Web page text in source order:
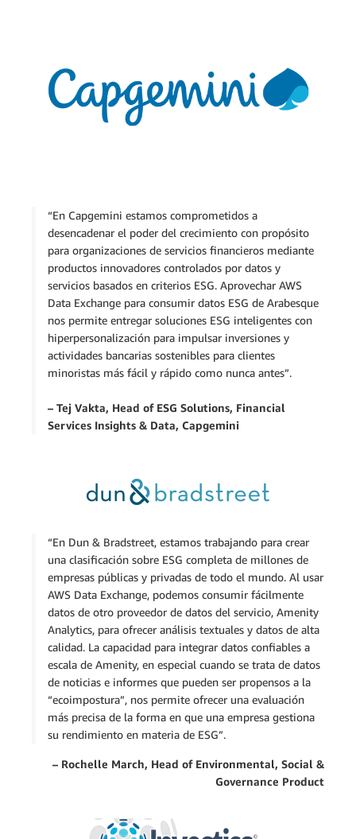
“En Capgemini estamos comprometidos a
desencadenar el poder del crecimiento con propósito
para organizaciones de servicios financieros mediante
productos innovadores controlados por datos y
servicios basados en criterios ESG. Aprovechar AWS
Data Exchange para consumir datos ESG de Arabesque
nos permite entregar soluciones ESG inteligentes con
hiperpersonalización para impulsar inversiones y
actividades bancarias sostenibles para clientes
minoristas más fácil y rápido como nunca antes”.
– Tej Vakta, Head of ESG Solutions, Financial
Services Insights & Data, Capgemini
“En Dun & Bradstreet, estamos trabajando para crear
una clasificación sobre ESG completa de millones de
empresas públicas y privadas de todo el mundo. Al usar
AWS Data Exchange, podemos consumir fácilmente
datos de otro proveedor de datos del servicio, Amenity
Analytics, para ofrecer análisis textuales y datos de alta
calidad. La capacidad para integrar datos confiables a
escala de Amenity, en especial cuando se trata de datos
de noticias e informes que pueden ser propensos a la
“ecoimpostura”, nos permite ofrecer una evaluación
más precisa de la forma en que una empresa gestiona
su rendimiento en materia de ESG”.
– Rochelle March, Head of Environmental, Social &
Governance Product